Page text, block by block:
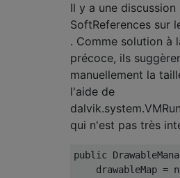
Il y a une
SoftReferences sur
. Comme solution à
précoce, ils
manuellement la
l'aide de
qui n'est pas très
public
    drawableMap
=